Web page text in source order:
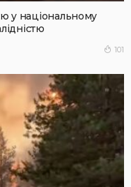
у національному
101